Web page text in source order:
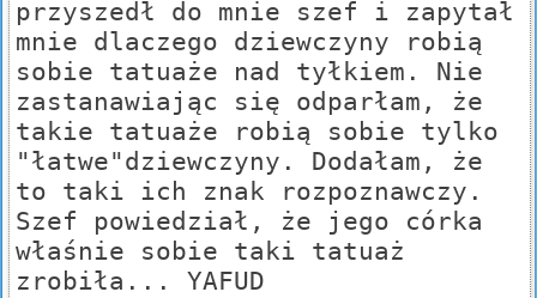
przyszedł do mnie szef i zapytał
mnie dlaczego dziewczyny robią
sobie tatuaże nad tyłkiem. Nie
zastanawiając się odparłam, że
takie tatuaże robią sobie tylko
"łatwe"dziewczyny. Dodałam, że
to taki ich znak rozpoznawczy.
Szef powiedział, że jego córka
właśnie sobie taki tatuaż
zrobiła... YAFUD